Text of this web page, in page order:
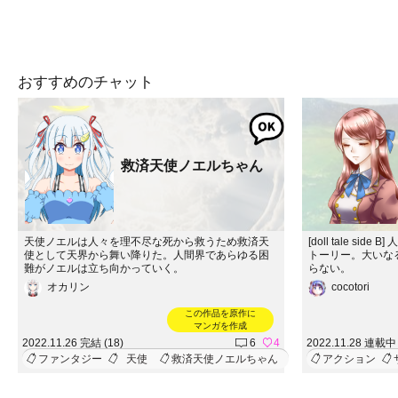
おすすめのチャット
救済天使ノエルちゃん
天使ノエルは人々を理不尽な死から救うため救済天
使として天界から舞い降りた。人間界であらゆる困
難がノエルは立ち向かっていく。
オカリン
この作品を原作に
マンガを作成
2022.11.26 完結 (18) 6
4
ファンタジー
天使 救済天使ノエルちゃん
[doll tale side B]
トーリー。大い
らない。
cocotori
2022.11.28 連載
アクション